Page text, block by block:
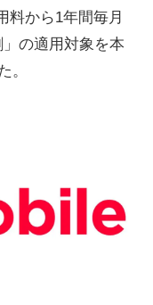
料から1年間毎月
の適用対象を本
。